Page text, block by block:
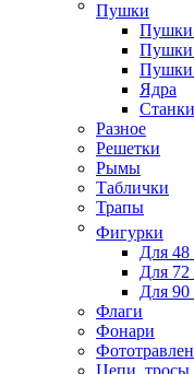
Пушки
Пушки
Пушки
Пушки
Ядра
Разное
Решетки
Рымы
Таблички
Трапы
Фигурки
Для 48
Для 72
Для 90
Флаги
Фонари
Цепи, тросы